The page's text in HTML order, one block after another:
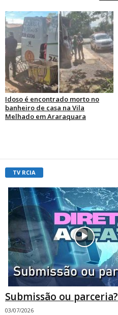
Idoso é encontrado morto no
banheiro de casa na Vila
Melhado em Araraquara
TV RCIA
Submissão ou parceria?
03/07/2026